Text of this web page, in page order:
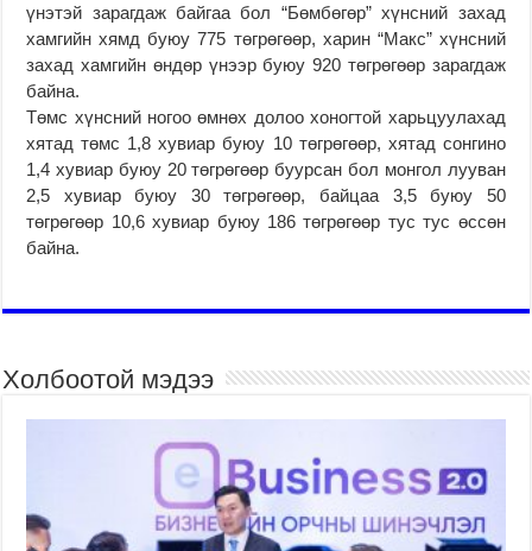
үнэтэй зарагдаж байгаа бол “Бөмбөгөр” хүнсний захад
хамгийн хямд буюу 775 төгрөгөөр, харин “Макс” хүнсний
захад хамгийн өндөр үнээр буюу 920 төгрөгөөр зарагдаж
байна.
Төмс хүнсний ногоо өмнөх долоо хоногтой харьцуулахад
хятад төмс 1,8 хувиар буюу 10 төгрөгөөр, хятад сонгино
1,4 хувиар буюу 20 төгрөгөөр буурсан бол монгол лууван
2,5 хувиар буюу 30 төгрөгөөр, байцаа 3,5 буюу 50
төгрөгөөр 10,6 хувиар буюу 186 төгрөгөөр тус тус өссөн
байна.
Холбоотой мэдээ